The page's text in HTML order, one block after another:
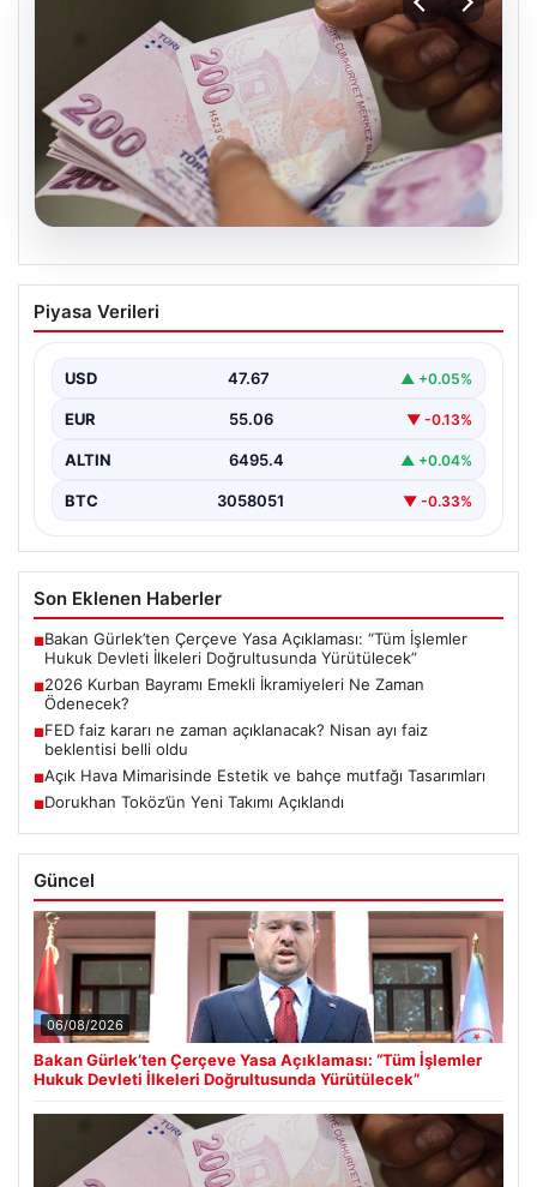
05.08.2026
2026 Kurban Bayramı Emekli
İkramiyeleri Ne Zaman Ödenecek?
milyon emekli vatandaşın gözü kulağı bayram
ikramiyesi…
Piyasa Verileri
USD 47.67 ▲ +0.05%
EUR 55.06 ▼ -0.13%
ALTIN 6495.4 ▲ +0.04%
BTC 3058051 ▼ -0.33%
Son Eklenen Haberler
■Bakan Gürlek’ten Çerçeve Yasa Açıklaması: “Tüm İşlemler
Hukuk Devleti İlkeleri Doğrultusunda Yürütülecek”
■2026 Kurban Bayramı Emekli İkramiyeleri Ne Zaman
Ödenecek?
■FED faiz kararı ne zaman açıklanacak? Nisan ayı faiz
beklentisi belli oldu
■Açık Hava Mimarisinde Estetik ve bahçe mutfağı Tasarımları
■Dorukhan Toköz’ün Yeni Takımı Açıklandı
Güncel
06/08/2026
Bakan Gürlek’ten Çerçeve Yasa Açıklaması: “Tüm İşlemler
Hukuk Devleti İlkeleri Doğrultusunda Yürütülecek”